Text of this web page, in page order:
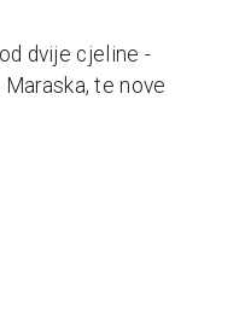
dvije cjeline -
te nove